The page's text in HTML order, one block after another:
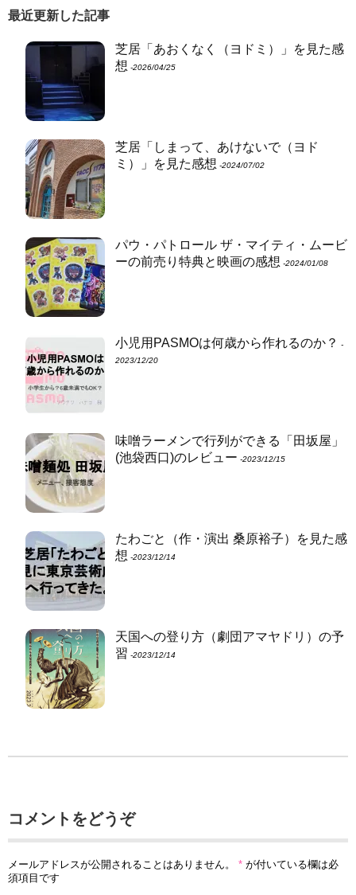
最近更新した記事
芝居「あおくなく（ヨドミ）」を見た感
想 ‐2026/04/25
芝居「しまって、あけないで（ヨド
ミ）」を見た感想 ‐2024/07/02
パウ・パトロール ザ・マイティ・ムービ
ーの前売り特典と映画の感想 ‐2024/01/08
小児用PASMOは何歳から作れるのか？
‐
2023/12/20
味噌ラーメンで行列ができる「田坂屋」
(池袋西口)のレビュー ‐2023/12/15
たわごと（作・演出 桑原裕子）を見た感
想 ‐2023/12/14
天国への登り方（劇団アマヤドリ）の予
習 ‐2023/12/14
コメントをどうぞ
メールアドレスが公開されることはありません。 * が付いている欄は必
須項目です